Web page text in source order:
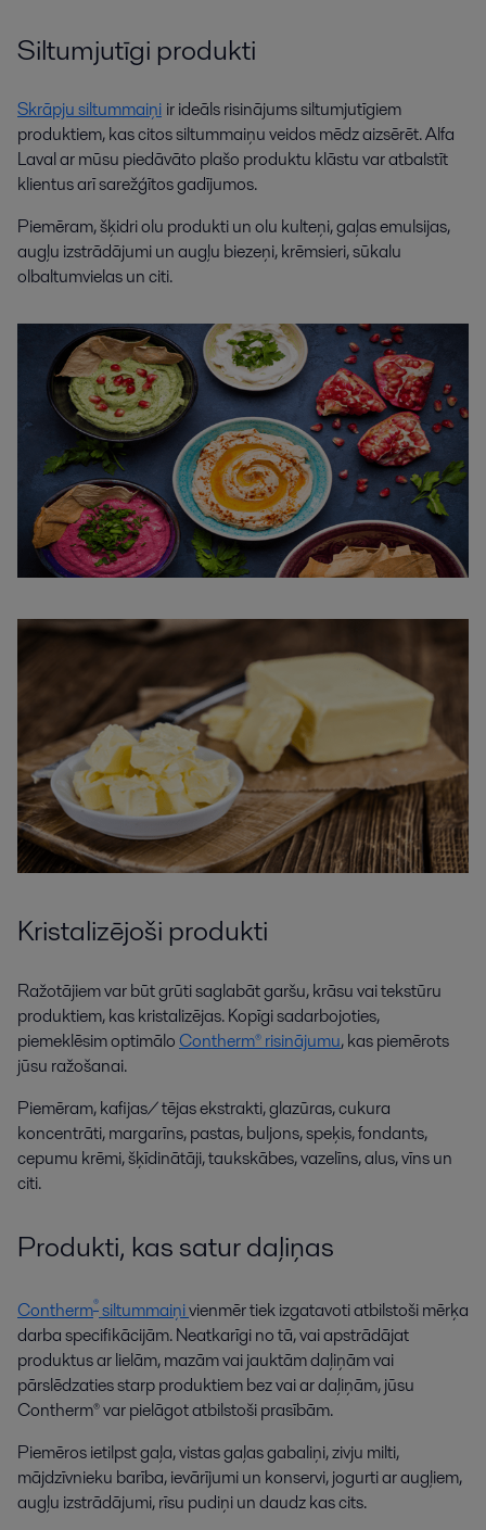
Siltumjutīgi produkti
Skrāpju siltummaiņi ir ideāls risinājums siltumjutīgiem
produktiem, kas citos siltummaiņu veidos mēdz aizsērēt. Alfa
Laval ar mūsu piedāvāto plašo produktu klāstu var atbalstīt
klientus arī sarežģītos gadījumos.
Piemēram, šķidri olu produkti un olu kulteņi, gaļas emulsijas,
augļu izstrādājumi un augļu biezeņi, krēmsieri, sūkalu
olbaltumvielas un citi.
Kristalizējoši produkti
Ražotājiem var būt grūti saglabāt garšu, krāsu vai tekstūru
produktiem, kas kristalizējas. Kopīgi sadarbojoties,
piemeklēsim optimālo Contherm® risinājumu, kas piemērots
jūsu ražošanai.
Piemēram, kafijas/ tējas ekstrakti, glazūras, cukura
koncentrāti, margarīns, pastas, buljons, speķis, fondants,
cepumu krēmi, šķīdinātāji, taukskābes, vazelīns, alus, vīns un
citi.
Produkti, kas satur daļiņas
Contherm®siltummaiņivienmēr tiek izgatavoti atbilstoši mērķa
darba specifikācijām. Neatkarīgi no tā, vai apstrādājat
produktus ar lielām, mazām vai jauktām daļiņām vai
pārslēdzaties starp produktiem bez vai ar daļiņām, jūsu
Contherm® var pielāgot atbilstoši prasībām.
Piemēros ietilpst gaļa, vistas gaļas gabaliņi, zivju milti,
mājdzīvnieku barība, ievārījumi un konservi, jogurti ar augļiem,
augļu izstrādājumi, rīsu pudiņi un daudz kas cits.